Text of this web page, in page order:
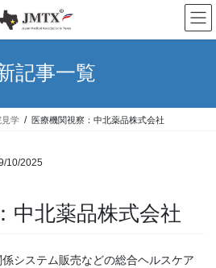
記事一覧
見学 医療機関視察：中北薬品株式会社
10/2025
中北薬品株式会社
システム販売などの総合ヘルスケア